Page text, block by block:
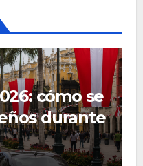
cómo se
durante